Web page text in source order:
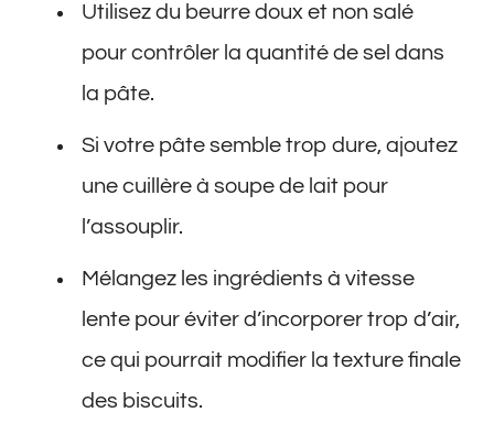
Utilisez du beurre doux et non salé
pour contrôler la quantité de sel dans
la pâte.
Si votre pâte semble trop dure, ajoutez
une cuillère à soupe de lait pour
l’assouplir.
Mélangez les ingrédients à vitesse
lente pour éviter d’incorporer trop d’air,
ce qui pourrait modifier la texture finale
des biscuits.